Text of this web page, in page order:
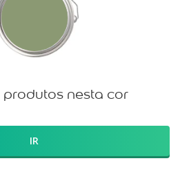
produtos nesta cor
IR